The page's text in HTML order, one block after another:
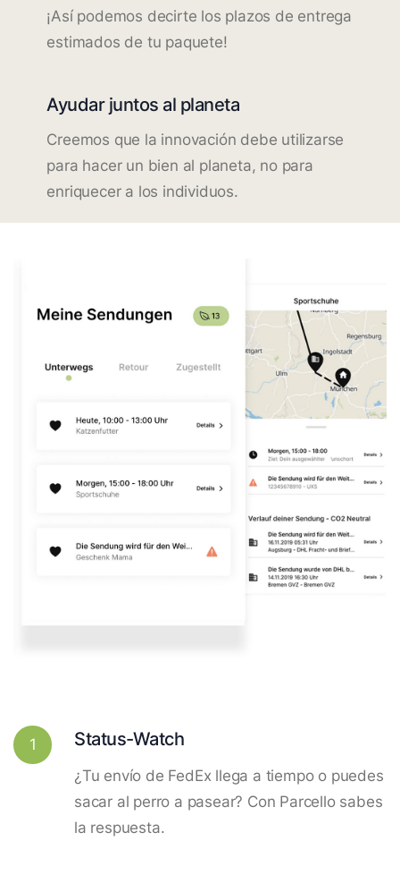
¡Así podemos decirte los plazos de entrega
estimados de tu paquete!
Ayudar juntos al planeta
Creemos que la innovación debe utilizarse
para hacer un bien al planeta, no para
enriquecer a los individuos.
1 Status-Watch
¿Tu envío de FedEx llega a tiempo o puedes
sacar al perro a pasear? Con Parcello sabes
la respuesta.